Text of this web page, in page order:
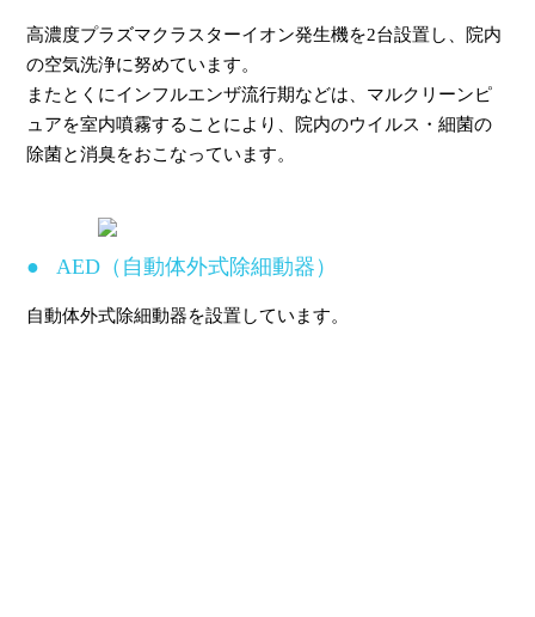
高濃度プラズマクラスターイオン発生機を2台設置し、院内
の空気洗浄に努めています。
またとくにインフルエンザ流行期などは、マルクリーンピ
ュアを室内噴霧することにより、院内のウイルス・細菌の
除菌と消臭をおこなっています。
AED（自動体外式除細動器）
自動体外式除細動器を設置しています。